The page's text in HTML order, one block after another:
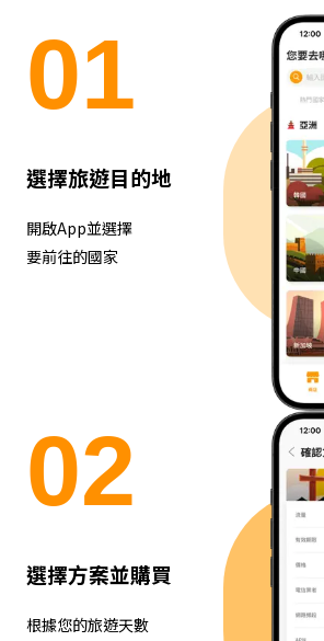
01
選擇旅遊目的地
開啟App並選擇
要前往的國家
02
選擇方案並購買
根據您的旅遊天數